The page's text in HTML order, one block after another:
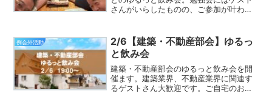
さんがいらしたものの、ご参加が叶わ
会長は何気に、横浜起業家勉強会部会長
就任後初参加というのはナイ...
例会外活動
2/6【建築・不動産部会】ゆるっ
と飲み会
建築・不動産部会のゆるっと飲み会を開
催ます。建築業界、不動産業界に関連す
るゲストさん大歓迎です。ご自宅のお悩